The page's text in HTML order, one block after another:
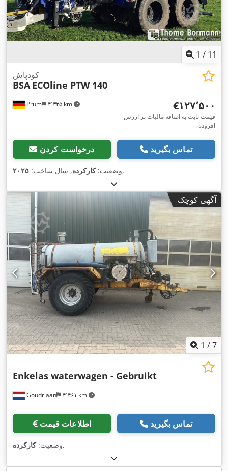
1 / 11
Prüm ۴٬۳۲۵ km
کودپاش
BSA ECOline PTW 140
‎€۱۲۷٬۵۰۰
قیمت ثابت به اضافه مالیات بر ارزش
افزوده
درخواست کردن تماس بگیرید
وضعیت:کارکرده, سال ساخت: ۲۰۲۵ ,
آگهی کوچک
1 /7
Goudriaan ۴٬۴۶۱ km
Enkelas waterwagen - Gebruikt
اطلاعات قیمت تماس بگیرید
وضعیت:کارکرده ,